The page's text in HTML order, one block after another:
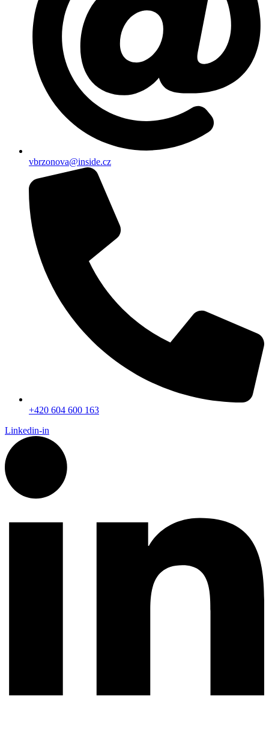
vbrzonova@inside.cz
+420 604 600 163
Linkedin-in